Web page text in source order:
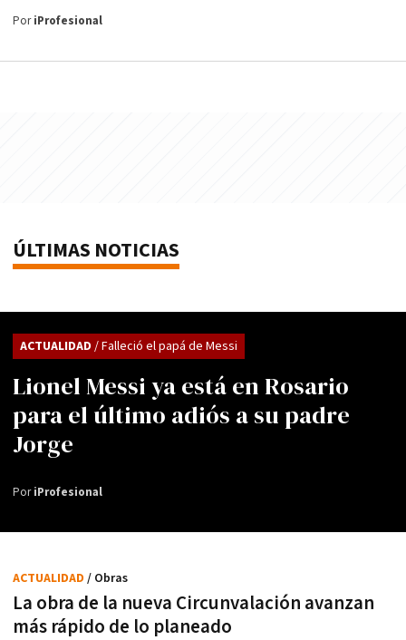
PoriProfesional
ÚLTIMAS NOTICIAS
Lionel Messi ya está en Rosario
para el último adiós a su padre
Jorge
ACTUALIDAD / Falleció el papá de Messi
PoriProfesional
La obra de la nueva Circunvalación avanzan
más rápido de lo planeado
ACTUALIDAD / Obras